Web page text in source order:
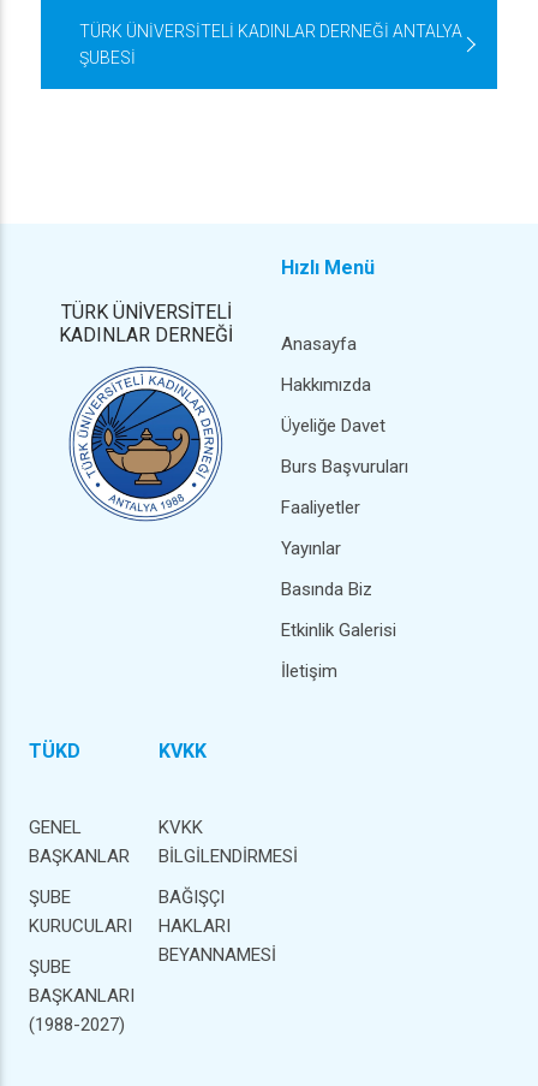
TÜRK ÜNİVERSİTELİ KADINLAR DERNEĞİ ANTALYA
ŞUBESİ
TÜRK ÜNİVERSİTELİ
KADINLAR DERNEĞİ
Hızlı Menü
Anasayfa
Hakkımızda
Üyeliğe Davet
Burs Başvuruları
Faaliyetler
Yayınlar
Basında Biz
Etkinlik Galerisi
İletişim
TÜKD
GENEL
BAŞKANLAR
ŞUBE
KURUCULARI
ŞUBE
BAŞKANLARI
(1988-2027)
KVKK
KVKK
BİLGİLENDİRMESİ
BAĞIŞÇI
HAKLARI
BEYANNAMESİ